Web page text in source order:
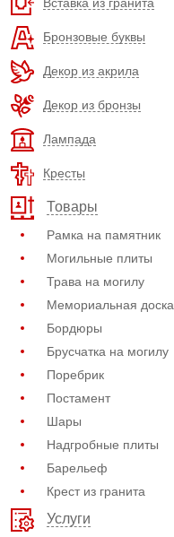
Бронзовые буквы
Декор из акрила
Декор из бронзы
Лампада
Кресты
Товары
Рамка на памятник
Могильные плиты
Трава на могилу
Мемориальная доска
Бордюры
Брусчатка на могилу
Поребрик
Постамент
Шары
Надгробные плиты
Барельеф
Крест из гранита
Услуги